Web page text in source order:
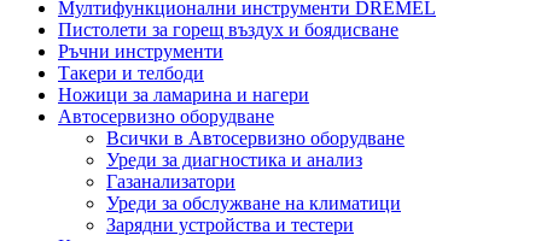
Мултифункционални инструменти DREMEL
Пистолети за горещ въздух и боядисване
Ръчни инструменти
Такери и телбоди
Ножици за ламарина и нагери
Автосервизно оборудване
Всички в Автосервизно оборудване
Уреди за диагностика и анализ
Газанализатори
Уреди за обслужване на климатици
Зарядни устройства и тестери